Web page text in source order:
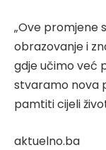
„Ove promjene
obrazovanje i
gdje učimo već
stvaramo nova
pamtiti cijeli
aktuelno.ba